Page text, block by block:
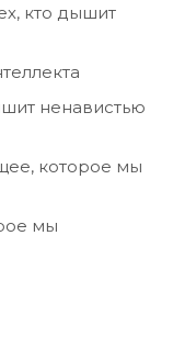
кто дышит
ненавистью
которое мы
мы